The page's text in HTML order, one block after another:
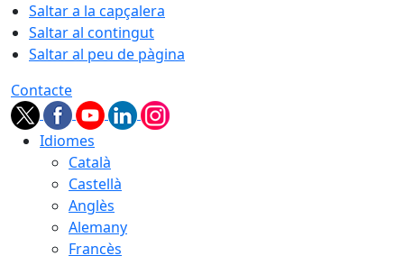
Saltar a la capçalera
Saltar al contingut
Saltar al peu de pàgina
Contacte
Idiomes
Català
Castellà
Anglès
Alemany
Francès